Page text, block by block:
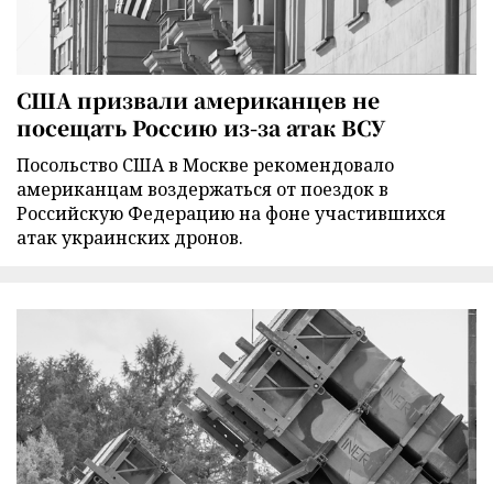
США призвали американцев не
посещать Россию из-за атак ВСУ
Посольство США в Москве рекомендовало
американцам воздержаться от поездок в
Российскую Федерацию на фоне участившихся
атак украинских дронов.